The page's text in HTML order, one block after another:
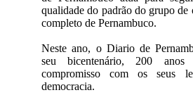
qualidade do padrão do grupo de
completo de Pernambuco.
Neste ano, o Diario de
seu bicentenário, 200 anos
compromisso com os seus
democracia.